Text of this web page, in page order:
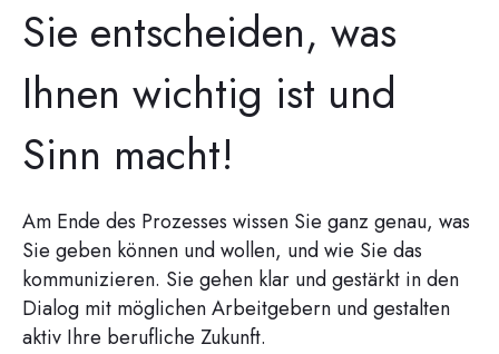
Sie entscheiden, was
Ihnen wichtig ist und
Sinn macht!
Am Ende des Prozesses wissen Sie ganz genau, was
Sie geben können und wollen, und wie Sie das
kommunizieren. Sie gehen klar und gestärkt in den
Dialog mit möglichen Arbeitgebern und gestalten
aktiv Ihre berufliche Zukunft.